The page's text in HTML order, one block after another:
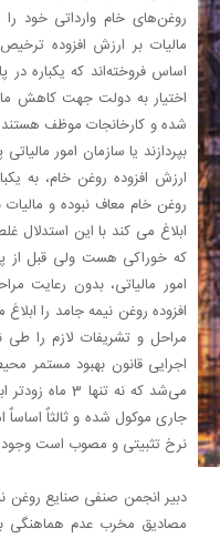
مالیات بر ارزش افزوده
اساس فروخته‌اند که یکباره در
اختیار به دولت جهت کاهش
روغن خام معاف نبوده و
ابلاغ می کند با این استدلال
که خوراکی هست ولی قبل از
امور مالیاتی، بدون رعایت
افزوده روغن نیمه جامد را
می‌شد که نه
جاری موکول شده و ثالثاٌ اساساٌ
نرخ تثبیتی و مصوب است وجود
دبیر انجمن صنفی صنایع روغن
مصادیق مخرب عدم هماهنگی